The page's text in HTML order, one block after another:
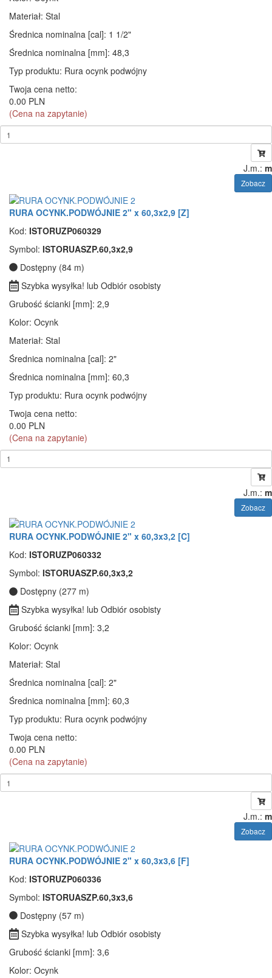
Materiał: Stal
Średnica nominalna [cal]: 1 1/2"
Średnica nominalna [mm]: 48,3
Typ produktu: Rura ocynk podwójny
Twoja cena netto:
0.00 PLN
(Cena na zapytanie)
J.m.: m
Zobacz
RURA OCYNK.PODWÓJNIE 2" x 60,3x2,9 [Z]
Kod: ISTORUZP060329
Symbol: ISTORUASZP.60,3x2,9
Dostępny (84 m)
Szybka wysyłka! lub Odbiór osobisty
Grubość ścianki [mm]: 2,9
Kolor: Ocynk
Materiał: Stal
Średnica nominalna [cal]: 2"
Średnica nominalna [mm]: 60,3
Typ produktu: Rura ocynk podwójny
Twoja cena netto:
0.00 PLN
(Cena na zapytanie)
J.m.: m
Zobacz
RURA OCYNK.PODWÓJNIE 2" x 60,3x3,2 [C]
Kod: ISTORUZP060332
Symbol: ISTORUASZP.60,3x3,2
Dostępny (277 m)
Szybka wysyłka! lub Odbiór osobisty
Grubość ścianki [mm]: 3,2
Kolor: Ocynk
Materiał: Stal
Średnica nominalna [cal]: 2"
Średnica nominalna [mm]: 60,3
Typ produktu: Rura ocynk podwójny
Twoja cena netto:
0.00 PLN
(Cena na zapytanie)
J.m.: m
Zobacz
RURA OCYNK.PODWÓJNIE 2" x 60,3x3,6 [F]
Kod: ISTORUZP060336
Symbol: ISTORUASZP.60,3x3,6
Dostępny (57 m)
Szybka wysyłka! lub Odbiór osobisty
Grubość ścianki [mm]: 3,6
Kolor: Ocynk